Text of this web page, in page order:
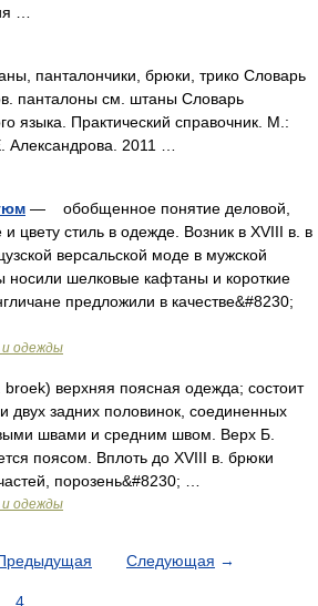
…
панталончики, брюки, трико Словарь
панталоны см. штаны Словарь
языка. Практический справочник. М.:
Александрова. 2011 …
— обобщенное понятие деловой,
цвету стиль в одежде. Возник в XVIII в. в
версальской моде в мужской
носили шелковые кафтаны и короткие
предложили в качестве&#8230;
и одежды
верхняя поясная одежда; состоит
двух задних половинок, соединенных
швами и средним швом. Верх Б.
поясом. Вплоть до XVIII в. брюки
порозень&#8230; …
и одежды
Следующая →
4